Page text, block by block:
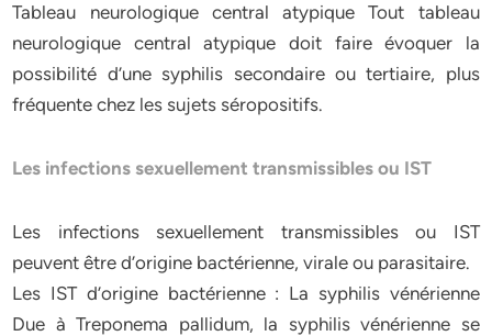
Tableau neurologique central atypique Tout tableau
neurologique central atypique doit faire évoquer la
possibilité d’une syphilis secondaire ou tertiaire, plus
fréquente chez les sujets séropositifs.
Les infections sexuellement transmissibles ou IST
Les infections sexuellement transmissibles ou IST
peuvent être d’origine bactérienne, virale ou parasitaire.
Les IST d’origine bactérienne : La syphilis vénérienne
Due à Treponema pallidum, la syphilis vénérienne se